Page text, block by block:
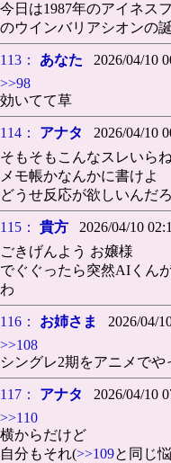
今日は1987年のアイネス
のウインバリアシオンの誕
113： あなた 2026/04/10
>>98
効いてて草
114： アナタ 2026/04/10
そもそもこんなスレいら
メモ帳かなんかに書けよ
どうせ反応が欲しいんだ
115： 貴方 2026/04/10
ごきげんよう お嬢様
でぐぐったら突然AIくん
わ
116： お姉さま 2026/04/
>>108
シングレ2期をアニメで
117： アナタ 2026/04/10
>>110
横からだけど
自分もそれ(>>109と同じ